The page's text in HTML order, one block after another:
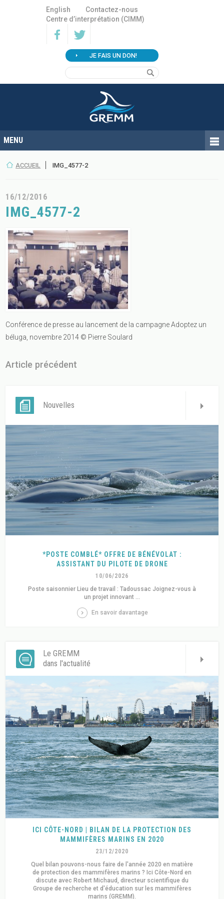
English
Contactez-nous
Centre d’interprétation (CIMM)
JE FAIS UN DON!
ACCUEIL IMG_4577-2
16/12/2016
IMG_4577-2
Conférence de presse au lancement de la campagne Adoptez un
béluga, novembre 2014 © Pierre Soulard
Article précédent
Nouvelles
*POSTE COMBLÉ* OFFRE DE BÉNÉVOLAT :
ASSISTANT DU PILOTE DE DRONE
10/06/2026
Poste saisonnier Lieu de travail : Tadoussac Joignez-vous à
un projet innovant ...
En savoir davantage
Le GREMM
dans l'actualité
ICI CÔTE-NORD | BILAN DE LA PROTECTION DES
MAMMIFÈRES MARINS EN 2020
23/12/2020
Quel bilan pouvons-nous faire de l'année 2020 en matière
de protection des mammifères marins ? Ici Côte-Nord en
discute avec Robert Michaud, directeur scientifique du
Groupe de recherche et d'éducation sur les mammifères
marins (GREMM).